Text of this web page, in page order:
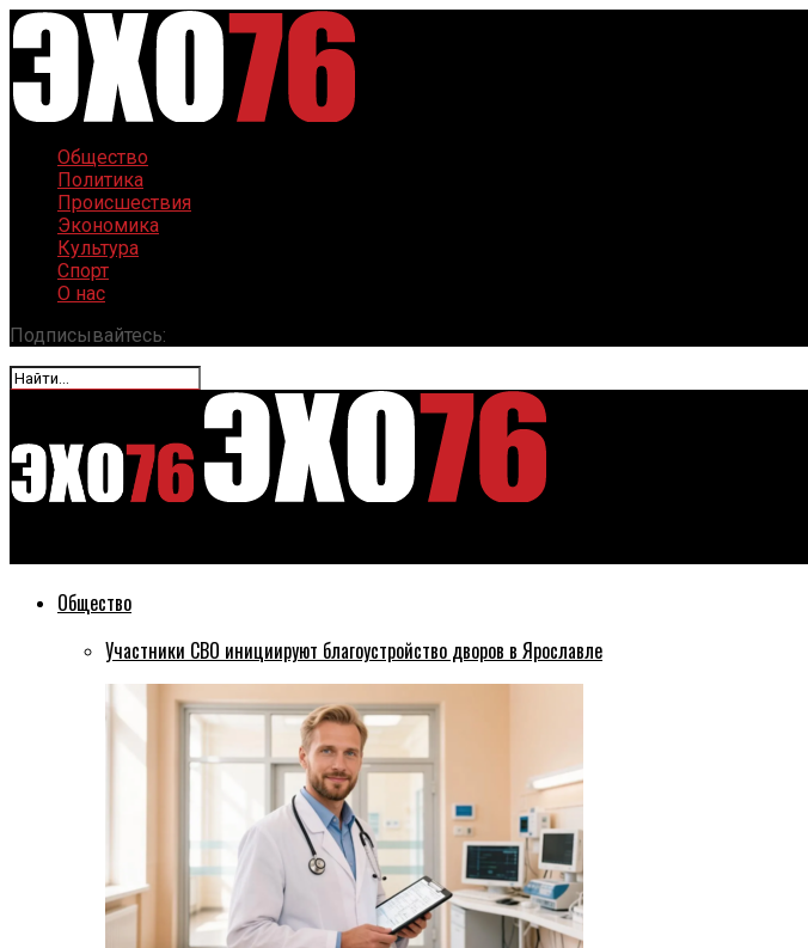
Общество
Политика
Происшествия
Экономика
Культура
Спорт
О нас
Подписывайтесь:
Общество
Участники СВО инициируют благоустройство дворов в Ярославле